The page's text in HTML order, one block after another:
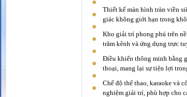
Thiết kế màn hình tràn viền
giác không giới hạn trong
Kho giải trí phong phú trên
trăm kênh và ứng dụng trực
Điều khiển thông minh bằng
thoại, mang lại sự tiện lợi
Chế độ thể thao, karaoke và
nghiệm giải trí, phù hợp cho